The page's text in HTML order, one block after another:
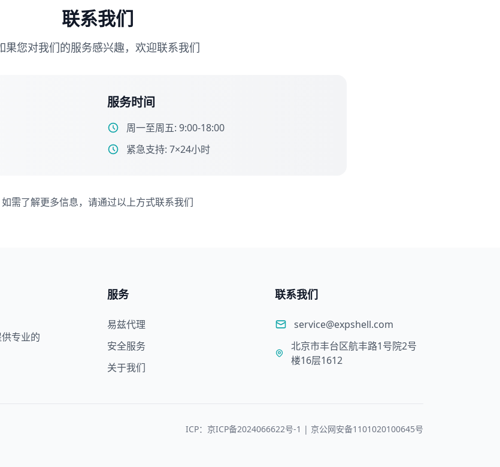
联系我们
果您对我们的服务感兴趣，欢迎联系我们
服务时间
周一至周五: 9:00-18:00
紧急支持: 7×24小时
如需了解更多信息，请通过以上方式联系我们
专业的
服务
易兹代理
安全服务
关于我们
联系我们
service@expshell.com
北京市丰台区航丰路1号院2号
楼16层1612
ICP：京ICP备2024066622号-1 | 京公网安备1101020100645号